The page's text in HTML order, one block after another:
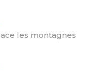
les montagnes